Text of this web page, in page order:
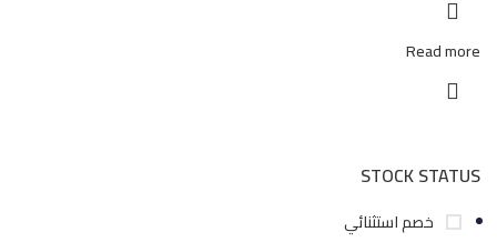
STOCK STATUS
خصم استثنائي
Read more